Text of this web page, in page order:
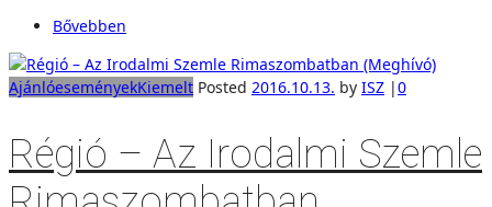
Bővebben
AjánlóeseményekKiemelt Posted 2016.10.13. by ISZ |0
Régió – Az Irodalmi Szemle